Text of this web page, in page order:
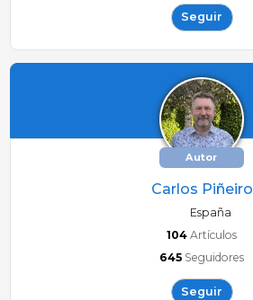
Seguir
Autor
Carlos Piñeiro
España
104 Artículos
645 Seguidores
Seguir